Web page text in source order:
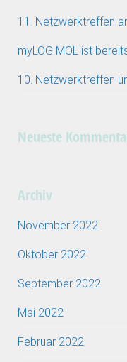
11. Netzwerktreffen
myLOG MOL ist
10. Netzwerktreffen
Neueste
Archiv
November 2022
Oktober 2022
September 2022
Mai 2022
Februar 2022